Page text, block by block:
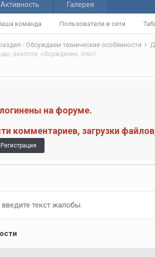
команда Пользователи в сети
Активность Галерея
- Обсуждаем технические особенности
аналоги, обсуждение, опыт.
на форуме.
комментариев, загрузки
Регистрация
текст жалобы.